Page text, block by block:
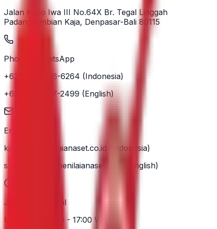
Jalan Kebo Iwa III No.64X Br. Tegal Linggah
Padangsambian Kaja, Denpasar-Bali 80115
Phone / WhatsApp
+62 852-3846-6264 (Indonesia)
+62 857-0277-2499 (English)
Email
kjpp.sdr@penilaianaset.co.id (Indonesia)
sdr.valuation@penilaianaset.co.id
(English)
Jam Operasional
Mon - Fri: 09:00 - 17:00 WITA